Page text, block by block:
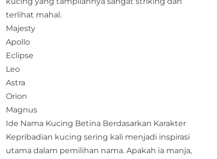
terlihat mahal.
Majesty
Apollo
Eclipse
Leo
Astra
Orion
Magnus
Ide Nama Kucing Betina Berdasarkan Karakter
Kepribadian kucing sering kali menjadi inspirasi
utama dalam pemilihan nama. Apakah ia manja,